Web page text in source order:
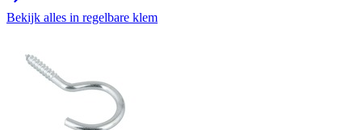
Bekijk alles in regelbare klem